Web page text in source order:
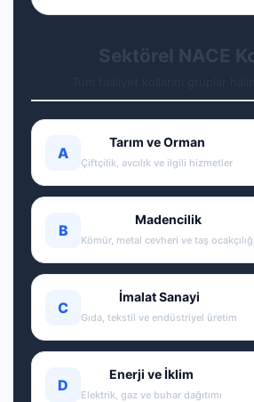
Sektörel NACE
A
Tarım ve Orman
Çiftçilik, avcılık ve ilgili hizmetler
B
Madencilik
Kömür, metal cevheri ve taş ocakçılığı
C
İmalat Sanayi
Gıda, tekstil ve endüstriyel üretim
D
Enerji ve İklim
Elektrik, gaz ve buhar dağıtımı